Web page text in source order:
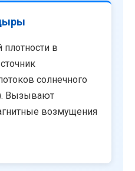
в
солнечного
Вызывают
возмущения